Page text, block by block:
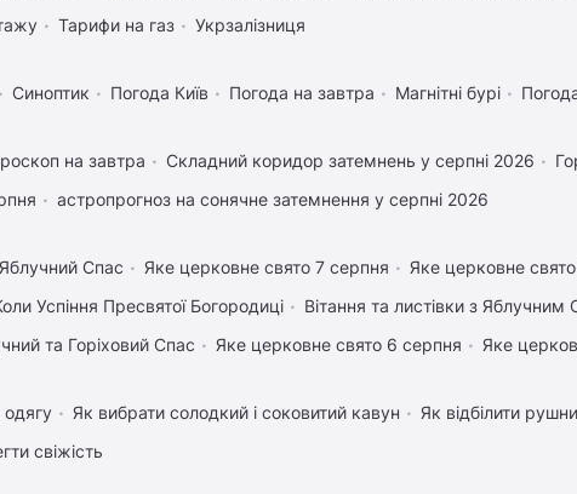
Тарифи на газ Укрзалізниця
Синоптик Погода Київ Погода на завтра Магнітні бурі
на завтра Складний коридор затемнень у серпні 2026
астропрогноз на сонячне затемнення у серпні 2026
Спас Яке церковне свято 7 серпня
Яке церковне
Успіння Пресвятої Богородиці
Вітання та листівки з Яблучним
та Горіховий Спас
Яке церковне свято 6 серпня Яке
одягу Як вибрати солодкий і соковитий кавун
Як відбілити
свіжість